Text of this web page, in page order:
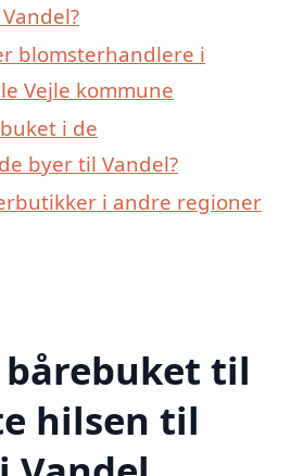
blomsterhandlere i
Vejle kommune
i de
byer til Vandel?
i andre regioner
bårebuket til
hilsen til